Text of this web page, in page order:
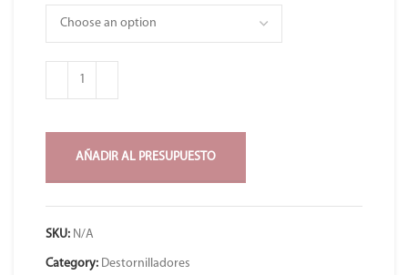
AÑADIR AL PRESUPUESTO
SKU: N/A
Category: Destornilladores